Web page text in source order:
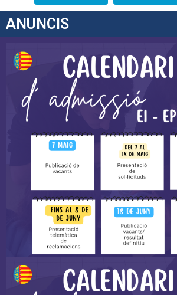
ANUNCIS